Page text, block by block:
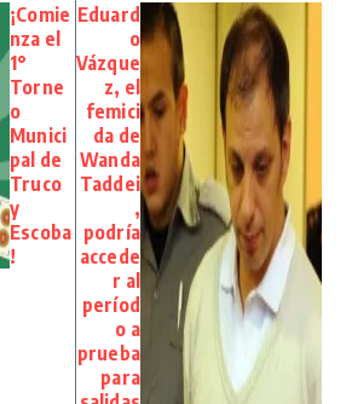
¡Comie
nza el
1°
Torne
o
Munici
pal de
Truco
y
Escoba
!
Eduard
o
Vázque
z, el
femici
da de
Wanda
Taddei
,
podría
accede
r al
períod
o a
prueba
para